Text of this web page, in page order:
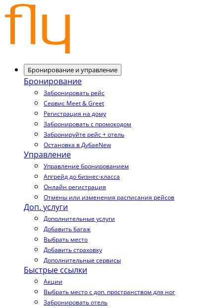
Бронирование и управление
Бронирование
Забронировать рейс
Сервис Meet & Greet
Регистрация на дому
Забронировать с промокодом
Забронируйте рейс + отель
Остановка в ДубаеNew
Управление
Управление бронированием
Апгрейд до бизнес-класса
Онлайн регистрация
Отмены или изменения расписания рейсов
Доп. услуги
Дополнительные услуги
Добавить багаж
Выбрать место
Добавить страховку
Дополнительные сервисы
Быстрые ссылки
Акции
Выбрать место с доп. пространством для ног
Забронировать отель